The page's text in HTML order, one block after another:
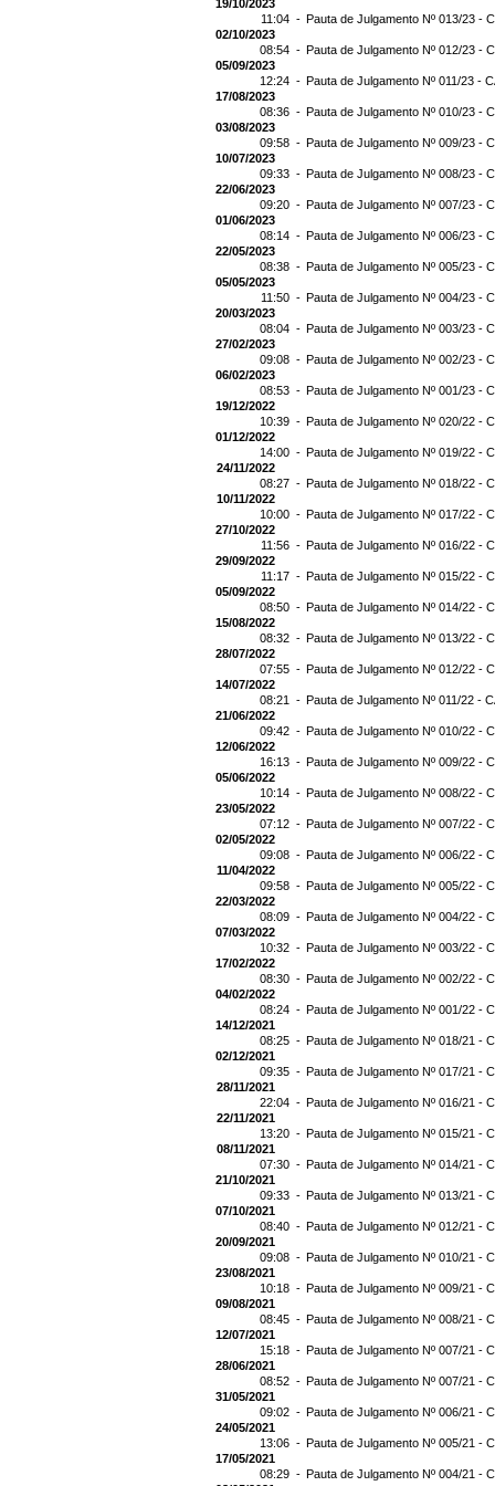
19/10/2023
11:04 - Pauta de Julgamento Nº 013/23 -
02/10/2023
08:54 - Pauta de Julgamento Nº 012/23 -
05/09/2023
12:24 - Pauta de Julgamento Nº 011/23 -
17/08/2023
08:36 - Pauta de Julgamento Nº 010/23 -
03/08/2023
09:58 - Pauta de Julgamento Nº 009/23 -
10/07/2023
09:33 - Pauta de Julgamento Nº 008/23 -
22/06/2023
09:20 - Pauta de Julgamento Nº 007/23 -
01/06/2023
08:14 - Pauta de Julgamento Nº 006/23 -
22/05/2023
08:38 - Pauta de Julgamento Nº 005/23 -
05/05/2023
11:50 - Pauta de Julgamento Nº 004/23 -
20/03/2023
08:04 - Pauta de Julgamento Nº 003/23 -
27/02/2023
09:08 - Pauta de Julgamento Nº 002/23 -
06/02/2023
08:53 - Pauta de Julgamento Nº 001/23 -
19/12/2022
10:39 - Pauta de Julgamento Nº 020/22 -
01/12/2022
14:00 - Pauta de Julgamento Nº 019/22 -
24/11/2022
08:27 - Pauta de Julgamento Nº 018/22 -
10/11/2022
10:00 - Pauta de Julgamento Nº 017/22 -
27/10/2022
11:56 - Pauta de Julgamento Nº 016/22 -
29/09/2022
11:17 - Pauta de Julgamento Nº 015/22 -
05/09/2022
08:50 - Pauta de Julgamento Nº 014/22 -
15/08/2022
08:32 - Pauta de Julgamento Nº 013/22 -
28/07/2022
07:55 - Pauta de Julgamento Nº 012/22 -
14/07/2022
08:21 - Pauta de Julgamento Nº 011/22 -
21/06/2022
09:42 - Pauta de Julgamento Nº 010/22 -
12/06/2022
16:13 - Pauta de Julgamento Nº 009/22 -
05/06/2022
10:14 - Pauta de Julgamento Nº 008/22 -
23/05/2022
07:12 - Pauta de Julgamento Nº 007/22 -
02/05/2022
09:08 - Pauta de Julgamento Nº 006/22 -
11/04/2022
09:58 - Pauta de Julgamento Nº 005/22 -
22/03/2022
08:09 - Pauta de Julgamento Nº 004/22 -
07/03/2022
10:32 - Pauta de Julgamento Nº 003/22 -
17/02/2022
08:30 - Pauta de Julgamento Nº 002/22 -
04/02/2022
08:24 - Pauta de Julgamento Nº 001/22 -
14/12/2021
08:25 - Pauta de Julgamento Nº 018/21 -
02/12/2021
09:35 - Pauta de Julgamento Nº 017/21 -
28/11/2021
22:04 - Pauta de Julgamento Nº 016/21 -
22/11/2021
13:20 - Pauta de Julgamento Nº 015/21 -
08/11/2021
07:30 - Pauta de Julgamento Nº 014/21 -
21/10/2021
09:33 - Pauta de Julgamento Nº 013/21 -
07/10/2021
08:40 - Pauta de Julgamento Nº 012/21 -
20/09/2021
09:08 - Pauta de Julgamento Nº 010/21 -
23/08/2021
10:18 - Pauta de Julgamento Nº 009/21 -
09/08/2021
08:45 - Pauta de Julgamento Nº 008/21 -
12/07/2021
15:18 - Pauta de Julgamento Nº 007/21 -
28/06/2021
08:52 - Pauta de Julgamento Nº 007/21 -
31/05/2021
09:02 - Pauta de Julgamento Nº 006/21 -
24/05/2021
13:06 - Pauta de Julgamento Nº 005/21 -
17/05/2021
08:29 - Pauta de Julgamento Nº 004/21 -